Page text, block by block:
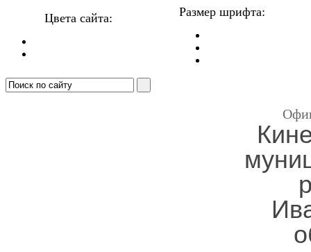
Цвета сайта: Размер шрифта: